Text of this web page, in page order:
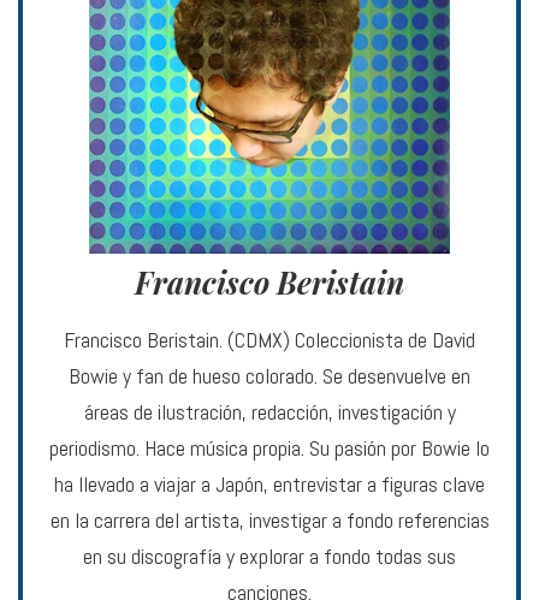
Francisco Beristain
Francisco Beristain. (CDMX) Coleccionista de David
Bowie y fan de hueso colorado. Se desenvuelve en
áreas de ilustración, redacción, investigación y
periodismo. Hace música propia. Su pasión por Bowie lo
ha llevado a viajar a Japón, entrevistar a figuras clave
en la carrera del artista, investigar a fondo referencias
en su discografía y explorar a fondo todas sus
canciones.